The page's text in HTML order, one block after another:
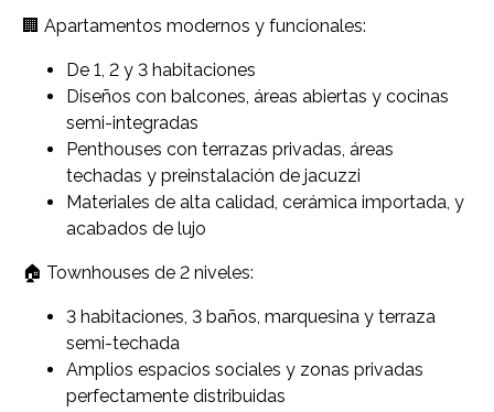
🏢 Apartamentos modernos y funcionales:
De 1, 2 y 3 habitaciones
Diseños con balcones, áreas abiertas y cocinas
semi-integradas
Penthouses con terrazas privadas, áreas
techadas y preinstalación de jacuzzi
Materiales de alta calidad, cerámica importada, y
acabados de lujo
🏠 Townhouses de 2 niveles:
3 habitaciones, 3 baños, marquesina y terraza
semi-techada
Amplios espacios sociales y zonas privadas
perfectamente distribuidas